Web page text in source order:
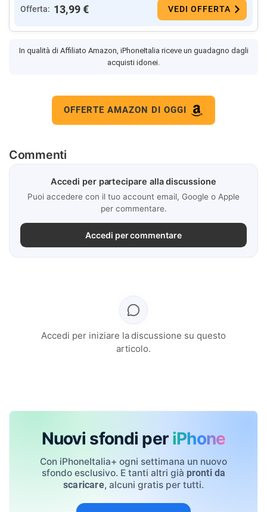
Offerta: 13,99 € VEDI OFFERTA
In qualità di Affiliato Amazon, iPhoneItalia riceve un guadagno dagli
acquisti idonei.
OFFERTE AMAZON DI OGGI
Commenti
Accedi per partecipare alla discussione
Puoi accedere con il tuo account email, Google o Apple
per commentare.
Accedi per commentare
Accedi per iniziare la discussione su questo
articolo.
Nuovi sfondi per iPhone
Con iPhoneItalia+ ogni settimana un nuovo
sfondo esclusivo. E tanti altri già pronti da
scaricare, alcuni gratis per tutti.